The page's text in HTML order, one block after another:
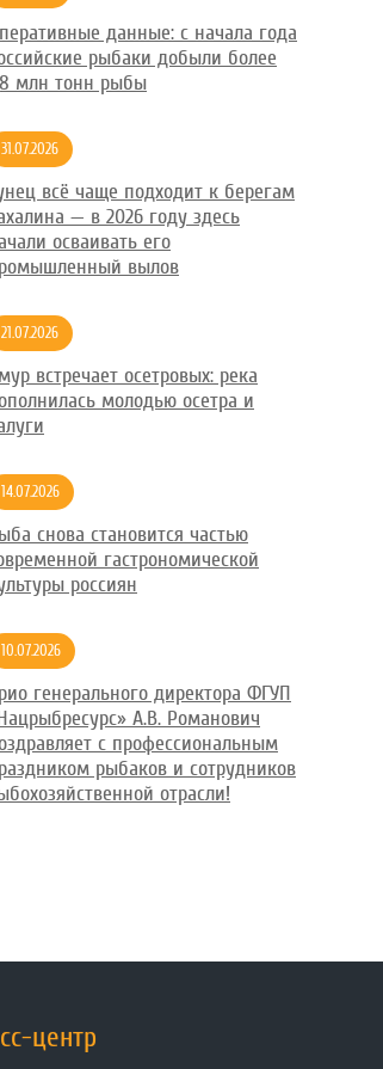
данные: с начала года
рыбаки добыли более
млн тонн рыбы
31.07.2026
всё чаще подходит к берегам
— в 2026 году здесь
осваивать его
вылов
21.07.2026
встречает осетровых: река
молодью осетра и
14.07.2026
снова становится частью
гастрономической
россиян
10.07.2026
генерального директора ФГУП
А.В. Романович
с профессиональным
рыбаков и сотрудников
отрасли!
центр